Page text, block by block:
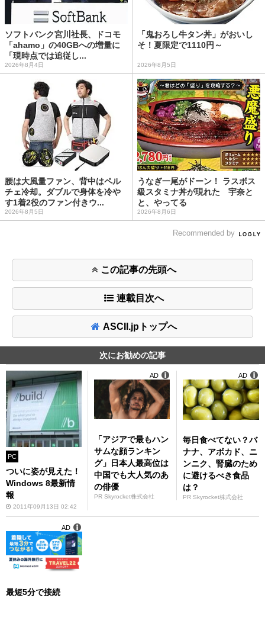
ソフトバンク宮川社長、ドコモ
「ahamo」の40GBへの増量に
「現時点では追従し...
2026年8月4日
「鬼おろし牛タン丼」がおいし
そ！夏限定で1110円～
2026年8月5日
腰は大風量ファン、背中はペル
チェ冷却。ダブルで身体を冷や
す1着2役のファン付きウ...
2026年8月5日
うなぎ一尾がドーン！ ラスボス
級スタミナ丼が現れた 宇奈と
と、やってる
2026年8月6日
Recommended by
この記事の先頭へ
連載目次へ
ASCII.jpトップへ
次にお勧めの記事
PC
ついに姿が見えた！
Windows 8最新情
報
2011年09月13日 02:42
「アジアで最もハン
サムな顔ランキン
グ」日本人最高位は
中国でも大人気のあ
の俳優
PR Skyrocket株式会社
AD
毎日食べてない？バ
ナナ、アボカド、ニ
ンニク、腎臓のため
に避けるべき食品
は？
PR Skyrocket株式会社
AD
最短5分で接続
AD